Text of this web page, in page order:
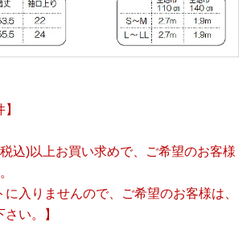
込)以上お買い求めで、ご希望のお客様
に入りませんので、ご希望のお客様は、
い。】